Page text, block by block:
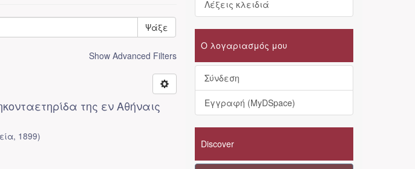
Ψάξε
Show Advanced Filters
της εν Αθήναις
, 1899)
Λέξεις κλειδιά
Ο λογαριασμός μου
Σύνδεση
Εγγραφή (MyDSpace)
Discover